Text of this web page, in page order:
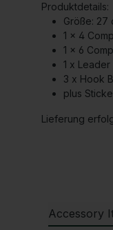
Produktdetails:
Größe: 27
1 x 4
1 x 6
1 x Leader
3 x Hook
plus
Lieferung
Accessory